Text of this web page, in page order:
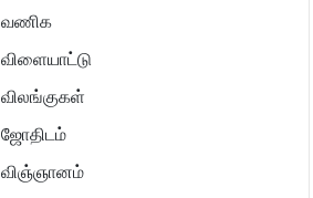
வணிக
விளையாட்டு
விலங்குகள்
ஜோதிடம்
விஞ்ஞானம்